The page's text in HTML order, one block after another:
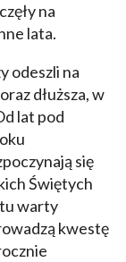
na
lata.
odeszli na
dłuższa, w
lat pod
się
Świętych
warty
kwestę